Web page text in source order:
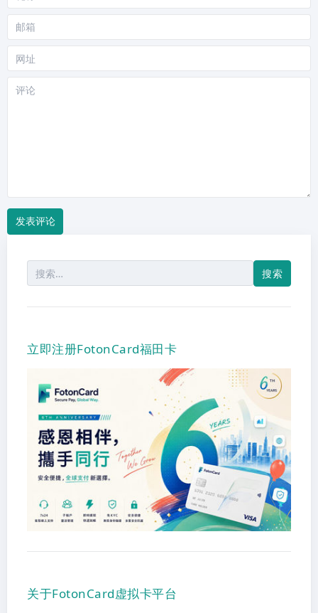
评
称
邮
箱
网
站
索：
立即注册FotonCard福田卡
关于FotonCard虚拟卡平台